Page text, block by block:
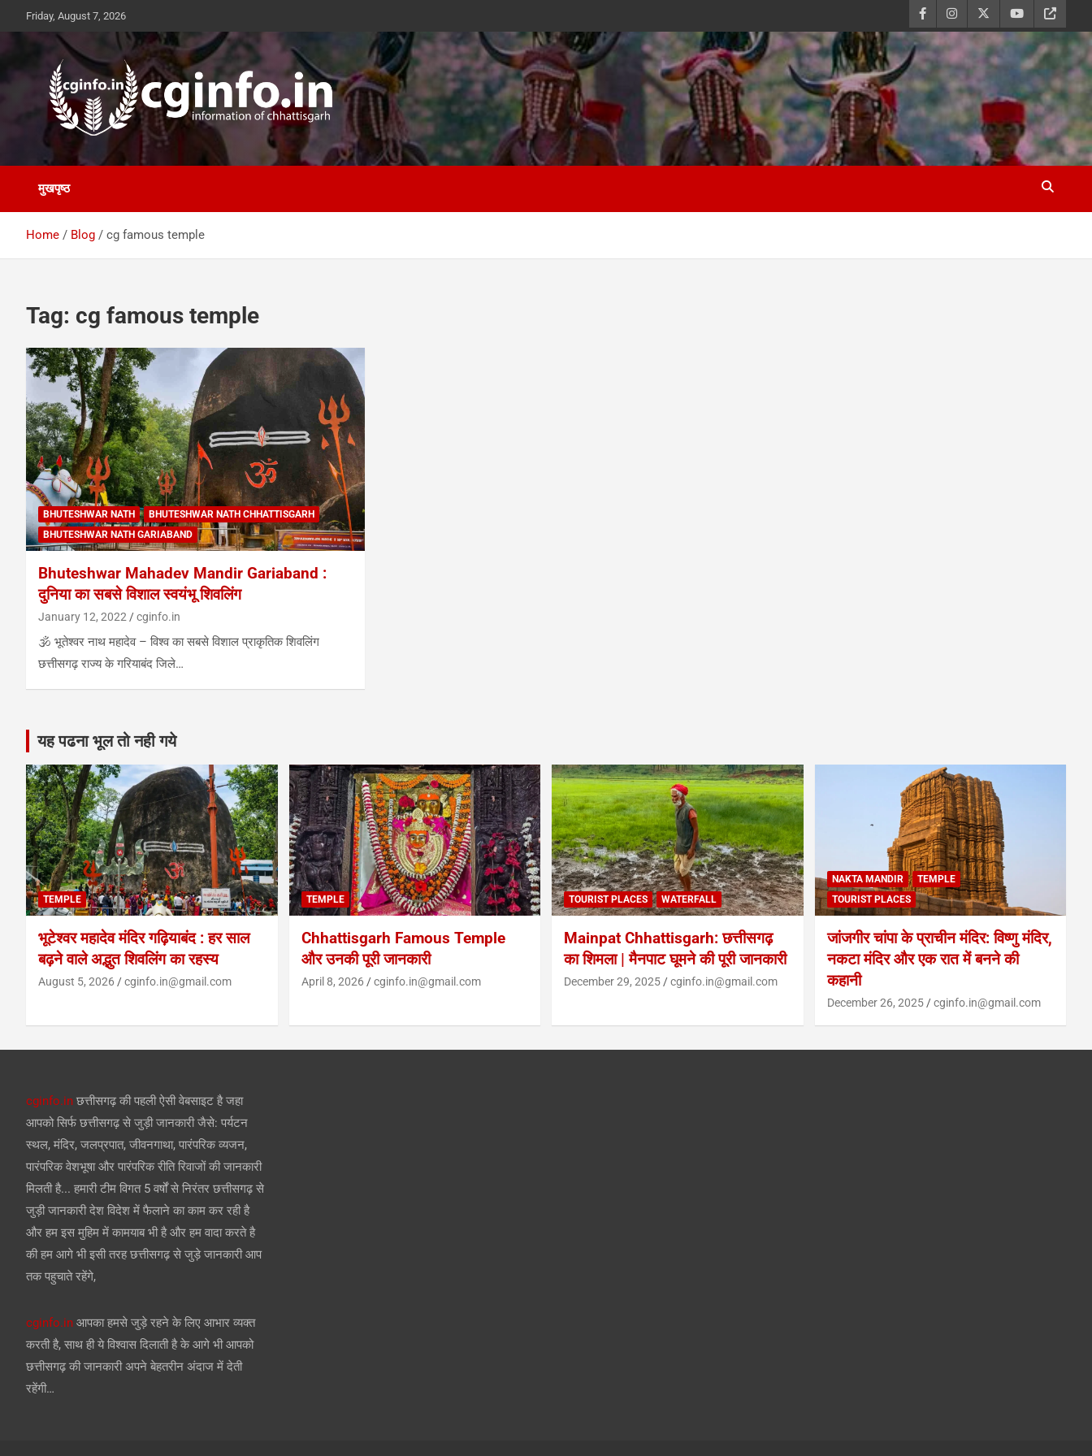
content
Friday, August 7, 2026
cginfo.in
information of Chhattisgarh
मुखपृष्ठ
Home Blog cg famous temple
Tag: cg famous temple
BHUTESHWAR NATH
BHUTESHWAR NATH CHHATTISGARH
BHUTESHWAR NATH GARIABAND
Bhuteshwar Mahadev Mandir Gariaband :
दुनिया का सबसे विशाल स्वयंभू शिवलिंग
January 12, 2022 cginfo.in
🕉️ भूतेश्वर नाथ महादेव – विश्व का सबसे विशाल प्राकृतिक शिवलिंग
छत्तीसगढ़ राज्य के गरियाबंद जिले…
यह पढना भूल तो नही गये
TEMPLE
भूटेश्वर महादेव मंदिर गढ़ियाबंद : हर साल
बढ़ने वाले अद्भुत शिवलिंग का रहस्य
August 5, 2026 cginfo.in@gmail.com
TEMPLE
Chhattisgarh Famous Temple
और उनकी पूरी जानकारी
April 8, 2026 cginfo.in@gmail.com
TOURIST PLACES WATERFALL
Mainpat Chhattisgarh: छत्तीसगढ़
का शिमला | मैनपाट घूमने की पूरी जानकारी
December 29, 2025 cginfo.in@gmail.com
NAKTA MANDIR
TEMPLE
TOURIST PLACES
जांजगीर चांपा के प्राचीन मंदिर: विष्णु मंदिर,
नकटा मंदिर और एक रात में बनने की
कहानी
December 26, 2025 cginfo.in@gmail.com
cginfo.in छत्तीसगढ़ की पहली ऐसी वेबसाइट है जहा
आपको सिर्फ छत्तीसगढ़ से जुड़ी जानकारी जैसे: पर्यटन
स्थल, मंदिर, जलप्रपात, जीवनगाथा, पारंपरिक व्यजन,
पारंपरिक वेशभूषा और पारंपरिक रीति रिवाजों की जानकारी
मिलती है... हमारी टीम विगत 5 वर्षों से निरंतर छत्तीसगढ़ से
जुड़ी जानकारी देश विदेश में फैलाने का काम कर रही है
और हम इस मुहिम में कामयाब भी है और हम वादा करते है
की हम आगे भी इसी तरह छत्तीसगढ़ से जुड़े जानकारी आप
तक पहुचाते रहेंगे,
cginfo.in आपका हमसे जुड़े रहने के लिए आभार व्यक्त
करती है, साथ ही ये विश्वास दिलाती है के आगे भी आपको
छत्तीसगढ़ की जानकारी अपने बेहतरीन अंदाज में देती
रहेंगी…